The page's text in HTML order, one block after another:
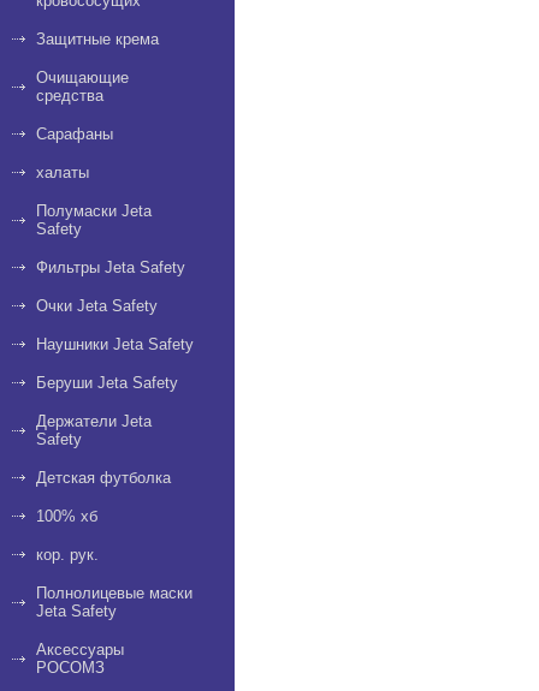
Защитные крема
Очищающие
средства
Сарафаны
халаты
Полумаски Jeta
Safety
Фильтры Jeta Safety
Очки Jeta Safety
Наушники Jeta Safety
Беруши Jeta Safety
Держатели Jeta
Safety
Детская футболка
100% хб
кор. рук.
Полнолицевые маски
Jeta Safety
Аксессуары
РОСОМЗ